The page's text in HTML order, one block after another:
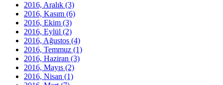
2016, Aralık (3)
2016, Kasım (6)
2016, Ekim (3)
2016, Eylül (2)
2016, Ağustos (4)
2016, Temmuz (1)
2016, Haziran (3)
2016, Mayıs (2)
2016, Nisan (1)